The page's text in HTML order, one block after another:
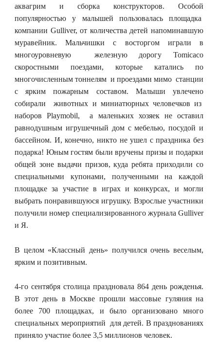
аквагрим и сборка конструкторов. Особой
популярностью у малышей пользовалась площадка
компании Gulliver, от количества детей напоминавшую
муравейник. Мальчишки с восторгом играли в
многоуровневую железную дорогу Tomicaсо
скоростными поездами, которые катались по
многочисленным тоннелям и проездами мимо станции
с ярким пожарным составом. Малыши увлечено
собирали животных и миниатюрных человечков из
наборов Playmobil, а маленьких хозяек не оставил
равнодушным игрушечный дом с мебелью, посудой и
бассейном. И, конечно, никто не ушел с праздника без
подарка! Юным гостям были вручены призы и подарки
общей зоне выдачи призов, куда ребята приходили со
специальными купонами, полученными на каждой
площадке за участие в играх и конкурсах, и могли
выбрать понравившуюся игрушку. Взрослые участники
получили номер специализированного журнала Gulliver
и Я.
В целом «Классный день» получился очень веселым,
ярким и позитивным.
4-го сентября столица праздновала 864 день рожденья.
В этот день в Москве прошли массовые гуляния на
более 700 площадках, и было организовано много
специальных мероприятий для детей. В празднованиях
приняло участие более 3,5 миллионов человек.